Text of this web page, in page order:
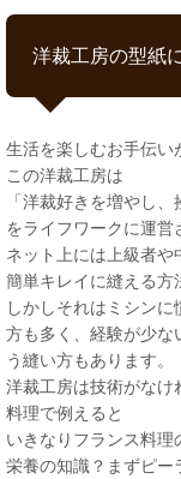
洋裁工房の型紙
生活を楽しむお手伝い
この洋裁工房は
「洋裁好きを増やし、
をライフワークに運営
ネット上には上級者や
簡単キレイに縫える方
しかしそれはミシン
方も多く、経験が少な
う縫い方もあります。
洋裁工房は技術がなけ
料理で例えると
いきなりフランス料理
栄養の知識？まずピー